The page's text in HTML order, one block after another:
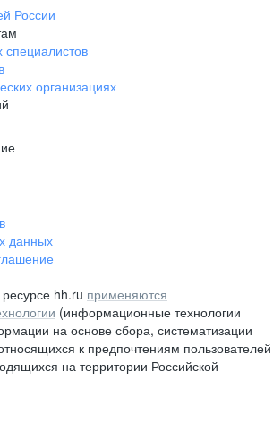
57,
45-1
Алатау,
России
организациях
данных
hh.ru применяются
(информационные технологии
на основе сбора, систематизации
к предпочтениям пользователей
на территории Российской